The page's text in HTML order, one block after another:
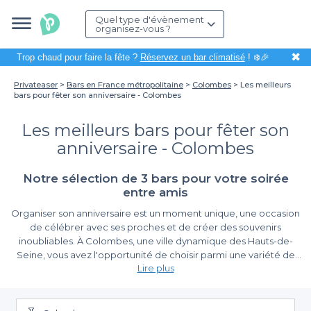
Quel type d'évènement
organisez-vous ?
Trop chaud pour faire la fête ? Réservez un bar climatisé! ❄️🎉 ✖
Privateaser Bars en France métropolitaine Colombes
Les meilleurs
bars pour fêter son anniversaire - Colombes
Les meilleurs bars pour fêter son
anniversaire - Colombes
Notre sélection de 3 bars pour votre soirée
entre amis
Organiser son anniversaire est un moment unique, une occasion
de célébrer avec ses proches et de créer des souvenirs
inoubliables. À Colombes, une ville dynamique des Hauts-de-
Seine, vous avez l'opportunité de choisir parmi une variété de
bars qui sauront répondre à toutes vos attentes. Que vous
terrasse ensoleillée, nous avons ce qu'il vous faut.
Simplifiez votre réservation avec Privateaser
Lire plus